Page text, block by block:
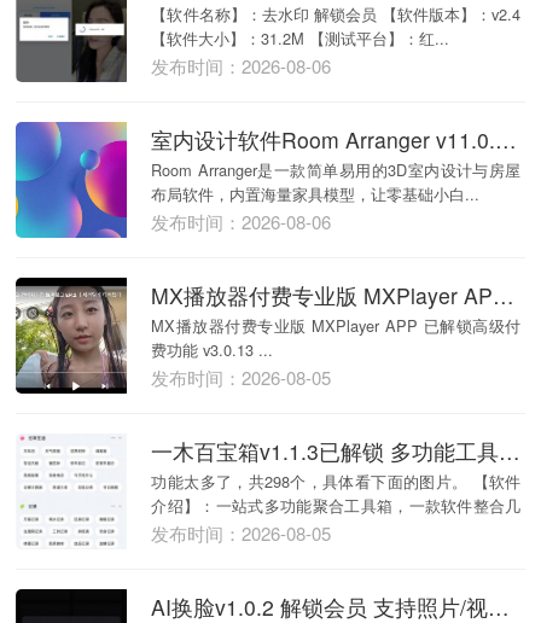
【软件名称】：去水印 解锁会员 【软件版本】：v2.4
【软件大小】：31.2M 【测试平台】：红...
发布时间：2026-08-06
室内设计软件Room Arranger v11.0.1.777 3D室内设计与房屋布局
Room Arranger是一款简单易用的3D室内设计与房屋
布局软件，内置海量家具模型，让零基础小白...
发布时间：2026-08-06
MX播放器付费专业版 MXPlayer APP 已解锁高级付费功能 v3.0.13
MX播放器付费专业版 MXPlayer APP 已解锁高级付
费功能 v3.0.13 ...
发布时间：2026-08-05
一木百宝箱v1.1.3已解锁 多功能工具箱 共298个功能
功能太多了，共298个，具体看下面的图片。 【软件
介绍】：一站式多功能聚合工具箱，一款软件整合几
百种...
发布时间：2026-08-05
AI换脸v1.0.2 解锁会员 支持照片/视频换脸